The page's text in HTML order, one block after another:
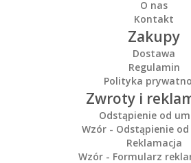
O nas
Kontakt
Zakupy
Dostawa
Regulamin
Polityka
Zwroty i
Odstąpienie od
Wzór - Odstąpienie
Reklamacja
Wzór - Formularz